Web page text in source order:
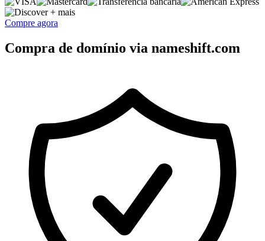
+ mais
Compre agora
Compra de domínio via nameshift.com